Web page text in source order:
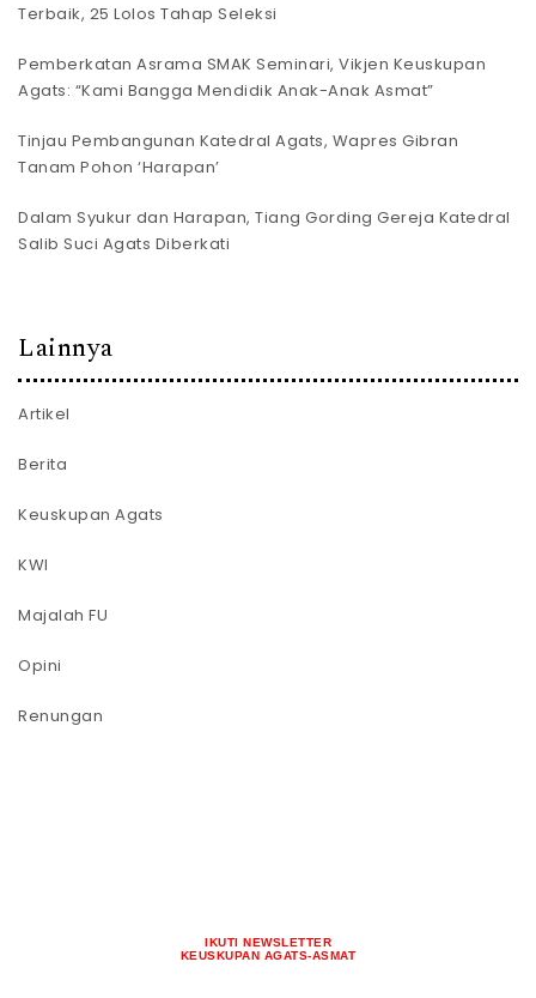
Terbaik, 25 Lolos Tahap Seleksi
Pemberkatan Asrama SMAK Seminari, Vikjen Keuskupan
Agats: “Kami Bangga Mendidik Anak-Anak Asmat”
Tinjau Pembangunan Katedral Agats, Wapres Gibran
Tanam Pohon ‘Harapan’
Dalam Syukur dan Harapan, Tiang Gording Gereja Katedral
Salib Suci Agats Diberkati
Lainnya
Artikel
Berita
Keuskupan Agats
KWI
Majalah FU
Opini
Renungan
IKUTI NEWSLETTER
KEUSKUPAN AGATS-ASMAT